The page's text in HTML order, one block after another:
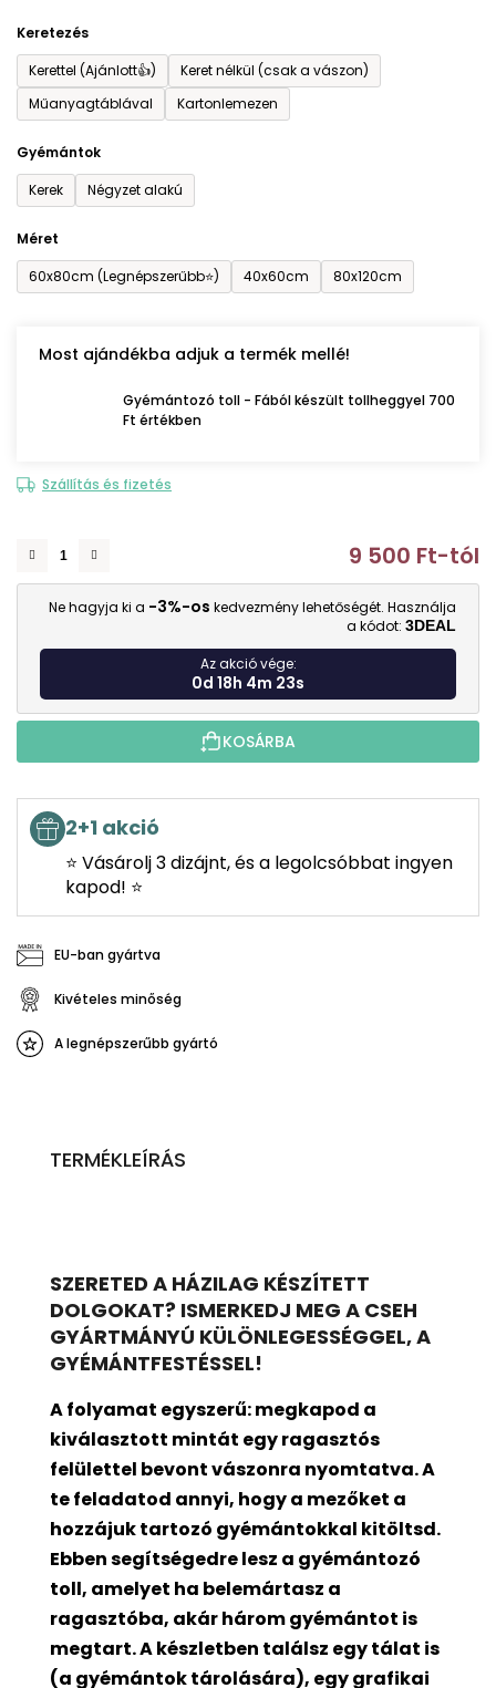
Keretezés
Kerettel (Ajánlott👍)
Keret nélkül (csak a vászon)
Műanyagtáblával
Kartonlemezen
Gyémántok
Kerek
Négyzet alakú
Méret
60x80cm (Legnépszerűbb⭐)
40x60cm 80x120cm
Most ajándékba adjuk a termék mellé!
Gyémántozó toll - Fából készült tollheggyel 700
Ft értékben
Szállítás és fizetés
9 500 Ft-tól
Ne hagyja ki a -3%-os kedvezmény lehetőségét. Használja
a kódot: 3DEAL
Az akció vége:
0d 18h 4m 22s
KOSÁRBA
2+1 akció
⭐ Vásárolj 3 dizájnt, és a legolcsóbbat ingyen
kapod! ⭐
EU-ban gyártva
Kivételes minőség
A legnépszerűbb gyártó
TERMÉKLEÍRÁS
SZERETED A HÁZILAG KÉSZÍTETT
DOLGOKAT? ISMERKEDJ MEG A CSEH
GYÁRTMÁNYÚ KÜLÖNLEGESSÉGGEL, A
GYÉMÁNTFESTÉSSEL!
A folyamat egyszerű: megkapod a
kiválasztott mintát egy ragasztós
felülettel bevontvászonra nyomtatva. A
te feladatod annyi, hogy a mezőket a
hozzájuk tartozó gyémántokkal kitöltsd.
Ebben segítségedre lesz a gyémántozó
toll, amelyet ha belemártasz a
ragasztóba, akár három gyémántot is
megtart. A készletben találsz egy tálat is
(a gyémántok tárolására), egy grafikai